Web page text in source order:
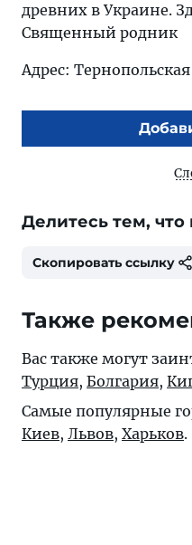
древних в Украине.
Священный родник
Адрес:
Делитесь тем, что
Скопировать ссылку
Также
Вас также могут
Турция, Болгария,
Самые популярные
Киев, Львов, Харьков.